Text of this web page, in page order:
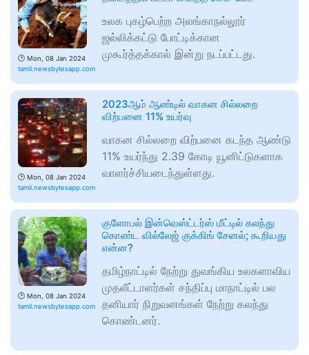
🕑 Mon, 08 Jan 2024
tamil.newsbytesapp.com
உலக புகழ்பெற்ற அலங்காநல்லூர்
ஜல்லிக்கட்டு போட்டிக்கான
முகூர்த்தக்கால் இன்று நடப்பட்டது.
🕑 Mon, 08 Jan 2024
tamil.newsbytesapp.com
2023ஆம் ஆண்டில் வாகன சில்லறை
விற்பனை 11% உயர்வு
வாகன சில்லறை விற்பனை கடந்த ஆண்டு
11% உயர்ந்து 2.39 கோடி யூனிட்டுகளாக
வாளர்ச்சியடைந்துள்ளது.
🕑 Mon, 08 Jan 2024
tamil.newsbytesapp.com
குளோபல் இன்வெஸ்ட்டர்ஸ் மீட்டில் கலந்து
கொண்ட வில்லேஜ் குக்கிங் சேனல்; கூறியது
என்ன?
தமிழ்நாட்டில் நேற்று துவங்கிய உலகளாவிய
முதலீட்டாளர்கள் சந்திப்பு மாநாட்டில் பல
தனியார் நிறுவனங்கள் நேற்று கலந்து
கொண்டனர்.